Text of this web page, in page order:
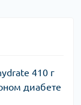
410 г
диабете